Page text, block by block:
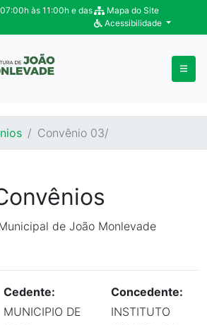
às 11:00h e das
Mapa do Site
Acessibilidade
Convênio 03/
de João Monlevade
Cedente:
MUNICIPIO DE
Concedente:
INSTITUTO